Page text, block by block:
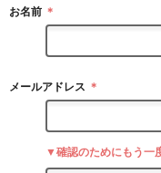
お名前 ＊
メールアドレス ＊
▼確認のためにもう一